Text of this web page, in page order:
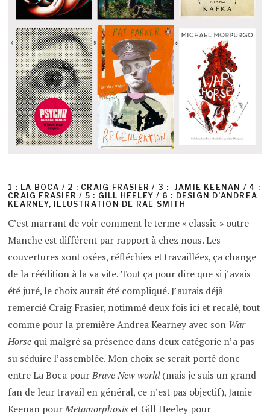
1 : LA BOCA / 2 : CRAIG FRASIER / 3 : JAMIE KEENAN / 4 :
CRAIG FRASIER / 5 : GILL HEELEY / 6 : DESIGN D’ANDREA
KEARNEY, ILLUSTRATION DE RAE SMITH
C’est marrant de voir comment le terme « classic » outre-
Manche est différent par rapport à chez nous. Les
couvertures sont osées, réfléchies et travaillées, ça change
de la réédition à la va vite. Tout ça pour dire que si j’avais
été juré, le choix aurait été compliqué. J’aurais déjà
remercié Craig Frasier, notimmé deux fois ici et recalé, tout
comme pour la première Andrea Kearney avec son War
Horse qui malgré sa présence dans deux catégorie n’a pas
su séduire l’assemblée. Mon choix se serait porté donc
entre La Boca pourBrave New world(mais je suis un grand
fan de leur travail en général, ce n’est pas objectif), Jamie
Keenan pourMetamorphosis et Gill Heeley pour